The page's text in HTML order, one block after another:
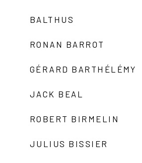
BALTHUS
RONAN BARROT
GÉRARD BARTHÉLÉMY
JACK BEAL
ROBERT BIRMELIN
JULIUS BISSIER